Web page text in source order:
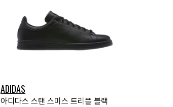
ADIDAS
아디다스 스탠 스미스 트리플 블랙